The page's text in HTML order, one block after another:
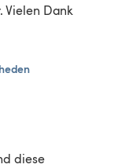
Vielen Dank
diese